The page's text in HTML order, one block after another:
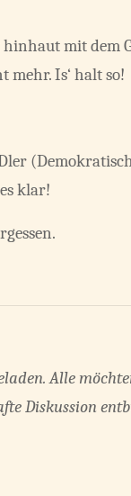
mit dem
mehr. Is‘ halt so!
klar!
Alle
Diskussion